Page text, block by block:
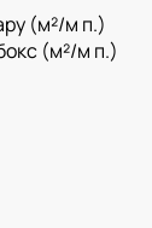
(м²/м п.)
(м²/м п.)